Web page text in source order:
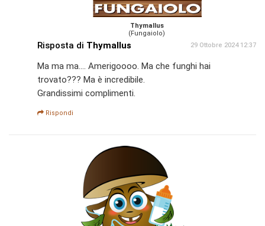
Thymallus
(Fungaiolo)
Risposta di Thymallus 29 Ottobre 2024 12:37
Ma ma ma.... Amerigoooo. Ma che funghi hai
trovato??? Ma è incredibile.
Grandissimi complimenti.
Rispondi